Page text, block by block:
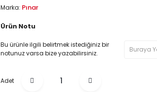
Marka: Pınar
Ürün Notu
Bu ürünle ilgili belirtmek istediğiniz bir
notunuz varsa bize yazabilirsiniz.
Adet